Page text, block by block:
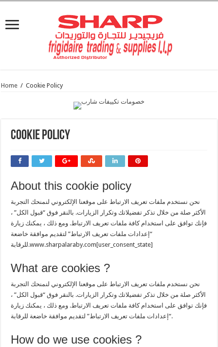
Home / Cookie Policy
Cookie Policy
About this cookie policy
نحن نستخدم ملفات تعريف الارتباط على موقعنا الإلكتروني لنمنحك التجربة
الأكثر صلة من خلال تذكر تفضيلاتك وتكرار الزيارات. بالنقر فوق “قبول الكل” ،
فإنك توافق على استخدام كافة ملفات تعريف الارتباط. ومع ذلك ، يمكنك زيارة
“إعدادات ملفات تعريف الارتباط” لتقديم موافقة خاضعة
للرقابة.www.sharpalaraby.com[user_consent_state]
What are cookies ?
نحن نستخدم ملفات تعريف الارتباط على موقعنا الإلكتروني لنمنحك التجربة
الأكثر صلة من خلال تذكر تفضيلاتك وتكرار الزيارات. بالنقر فوق “قبول الكل” ،
فإنك توافق على استخدام كافة ملفات تعريف الارتباط. ومع ذلك ، يمكنك زيارة
“إعدادات ملفات تعريف الارتباط” لتقديم موافقة خاضعة للرقابة.
How do we use cookies ?